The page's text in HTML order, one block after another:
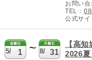
お問い
TEL：
公式サ
5/ 1 8/ 31
【高
2026